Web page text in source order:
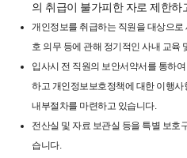
의 취급이 불가피한 자로 제한하
개인정보를 취급하는 직원을 대상으
호 의무 등에 관해 정기적인 사내 교육
입사시 전 직원의 보안서약서를 통하
하고 개인정보보호정책에 대한 이행
내부절차를 마련하고 있습니다.
전산실 및 자료 보관실 등을 특별 보호
습니다.